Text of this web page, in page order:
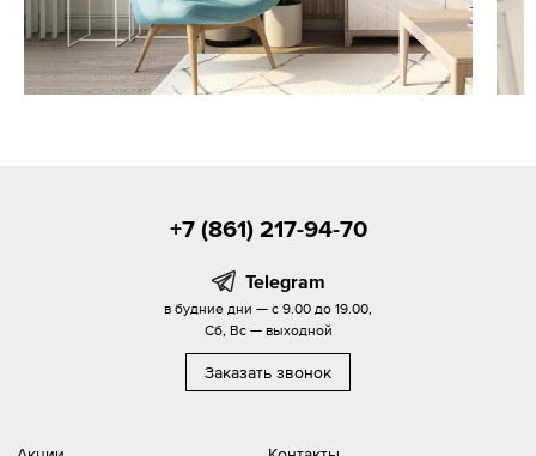
+7 (861) 217-94-70
Telegram
в будние дни — с 9.00 до 19.00,
Сб, Вс — выходной
Заказать звонок